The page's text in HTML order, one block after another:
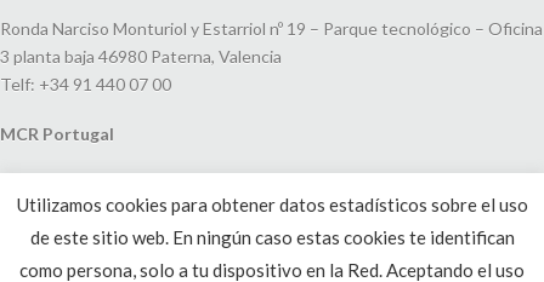
Ronda Narciso Monturiol y Estarriol nº 19 – Parque tecnológico – Oficina
3 planta baja 46980 Paterna, Valencia
Telf: +34 91 440 07 00
MCR Portugal
João V, 24
1250-091 Lisboa, Portugal
Telf: +351 220 993 033
Utilizamos cookies para obtener datos estadísticos sobre el uso
de este sitio web. En ningún caso estas cookies te identifican
como persona, solo a tu dispositivo en la Red. Aceptando el uso